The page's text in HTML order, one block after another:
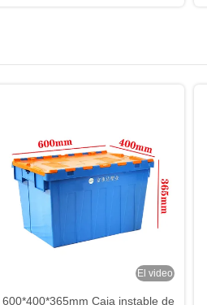
El video
600*400*365mm Caja instable de